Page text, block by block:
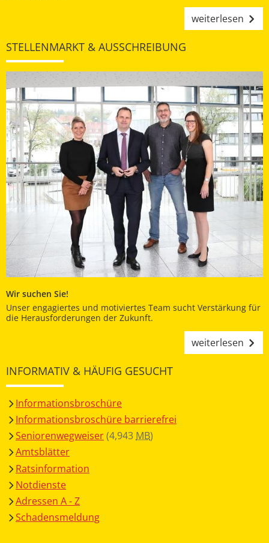
weiterlesen
STELLENMARKT & AUSSCHREIBUNG
Wir suchen Sie!
Unser engagiertes und motiviertes Team sucht Verstärkung für
die Herausforderungen der Zukunft.
weiterlesen
INFORMATIV & HÄUFIG GESUCHT
Informationsbroschüre
Informationsbroschüre barrierefrei
Seniorenwegweiser(4,943 MB)
Amtsblätter
Ratsinformation
Notdienste
Adressen A - Z
Schadensmeldung